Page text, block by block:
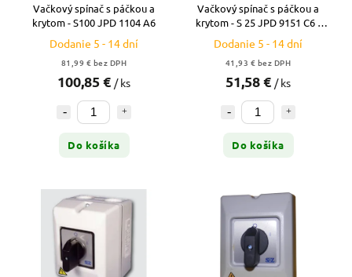
Vačkový spínač s páčkou a
krytom - S100 JPD 1104 A6
Dodanie 5 - 14 dní
81,99 € bez DPH
100,85 € / ks
Do košíka
Vačkový spínač s páčkou a
krytom - S 25 JPD 9151 C6 -
06216 - 25A reverzačný (1/0/2)
Dodanie 5 - 14 dní
41,93 € bez DPH
51,58 € / ks
Do košíka